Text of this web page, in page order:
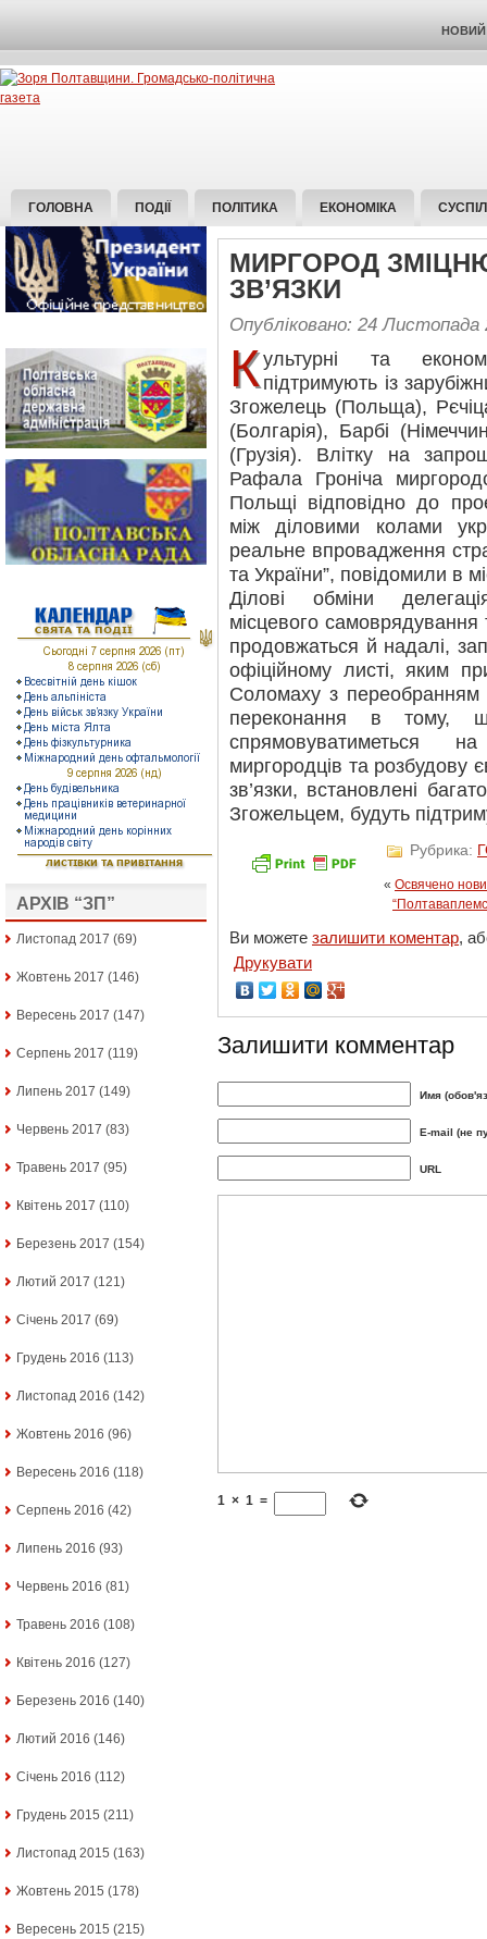
НОВИЙ
ГОЛОВНА ПОДІЇ ПОЛІТИКА ЕКОНОМІКА
АРХІВ “ЗП”
Листопад 2017 (69)
Жовтень 2017 (146)
Вересень 2017 (147)
Серпень 2017 (119)
Липень 2017 (149)
Червень 2017 (83)
Травень 2017 (95)
Квітень 2017 (110)
Березень 2017 (154)
Лютий 2017 (121)
Січень 2017 (69)
Грудень 2016 (113)
Листопад 2016 (142)
Жовтень 2016 (96)
Вересень 2016 (118)
Серпень 2016 (42)
Липень 2016 (93)
Червень 2016 (81)
Травень 2016 (108)
Квітень 2016 (127)
Березень 2016 (140)
Лютий 2016 (146)
Січень 2016 (112)
Грудень 2015 (211)
Листопад 2015 (163)
Жовтень 2015 (178)
Вересень 2015 (215)
МИРГОРОД
ЗВ’ЯЗКИ
Опубліковано: 24 Листопада
Культурні та
підтримують із
Згожелець (Польща),
(Болгарія), Барбі
(Грузія). Влітку на
Рафала Гроніча
Польщі відповідно до
між діловими колами
реальне впровадження
та України”, повідомили в
Ділові обміни
місцевого самоврядування
продовжаться й надалі,
офіційному листі, яким
Соломаху з
переконання в тому,
спрямовуватиметься
миргородців та розбудову
зв’язки, встановлені
Згожельцем, будуть
Рубрика:
« Освячено
Ви можете залишити коментар,
Друкувати
Залишити комментар
Имя
E-mail (не
URL
1 × 1 =